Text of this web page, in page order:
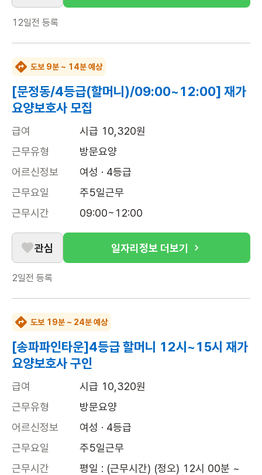
12일전 등록
도보 9분 ~ 14분 예상
[문정동/4등급(할머니)/09:00~12:00] 재가
요양보호사 모집
급여
시급 10,320원
근무유형
방문요양
어르신정보
여성 · 4등급
근무요일
주5일근무
근무시간
09:00~12:00
관심 일자리정보 더보기
2일전 등록
도보 19분 ~ 24분 예상
[송파파인타운]4등급 할머니 12시~15시 재가
요양보호사 구인
급여
시급 10,320원
근무유형
방문요양
어르신정보
여성 · 4등급
근무요일
주5일근무
근무시간
평일 : (근무시간) (정오) 12시 00분 ~